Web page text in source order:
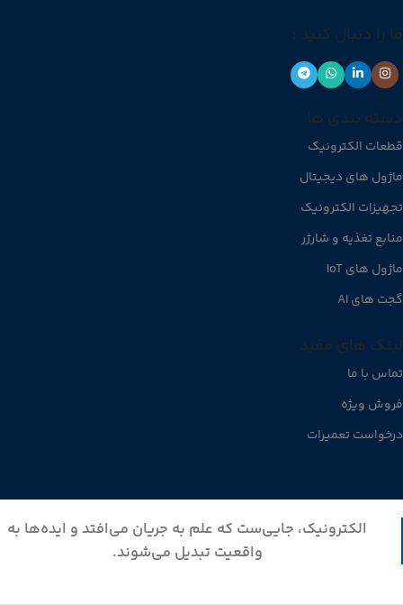
ما را دنبال کنید :
دسته بندی ها
قطعات الکترونیک
ماژول های دیجیتال
تجهیزات الکترونیک
منابع تغذیه و شارژر
ماژول های IoT
گجت های AI
لینک های مفید
تماس با ما
فروش ویژه
درخواست تعمیرات
الکترونیک، جایی‌ست که علم به جریان می‌افتد و ایده‌ها به
واقعیت تبدیل می‌شوند.